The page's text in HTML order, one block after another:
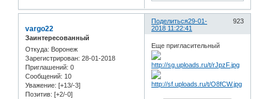
Поделиться 923
29-01-
2018 11:22:41
vargo22
Заинтересованный
Откуда: Воронеж
Зарегистрирован: 28-01-2018
Приглашений: 0
Сообщений: 10
Уважение: [+13/-3]
Позитив: [+2/-0]
Еще пригласительный